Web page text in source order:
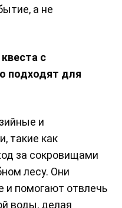
а не
с
подходят для
и
такие как
за сокровищами
лесу. Они
и помогают отвлечь
воды, делая